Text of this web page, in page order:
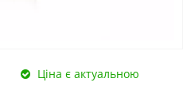
Ціна є актуальною